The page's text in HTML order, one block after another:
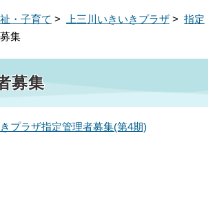
・子育て > 上三川いきいきプラザ > 指定
集
募集
プラザ指定管理者募集(第4期)